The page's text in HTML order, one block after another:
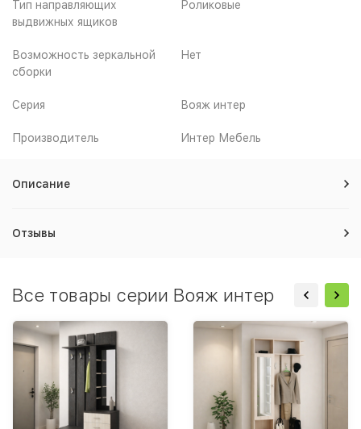
Тип направляющих
выдвижных ящиков
Роликовые
Возможность зеркальной
сборки
Нет
Серия Вояж интер
Производитель Интер Мебель
Описание
Отзывы
Все товары серии Вояж интер